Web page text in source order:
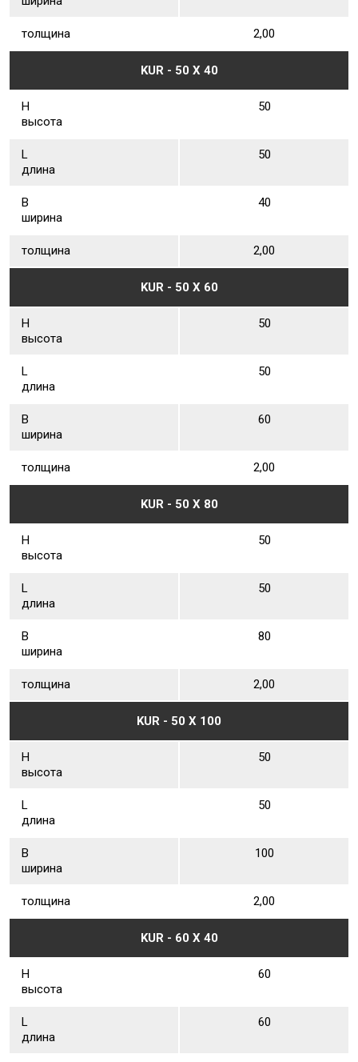
толщина 2,00
KUR - 50 Х 40
Н
высота
50
L
длина
50
В
ширина
40
толщина 2,00
KUR - 50 Х 60
Н
высота
50
L
длина
50
В
ширина
60
толщина 2,00
KUR - 50 Х 80
Н
высота
50
L
длина
50
В
ширина
80
толщина 2,00
KUR - 50 Х 100
Н
высота
50
L
длина
50
В
ширина
100
толщина 2,00
KUR - 60 Х 40
Н
высота
60
L
длина
60